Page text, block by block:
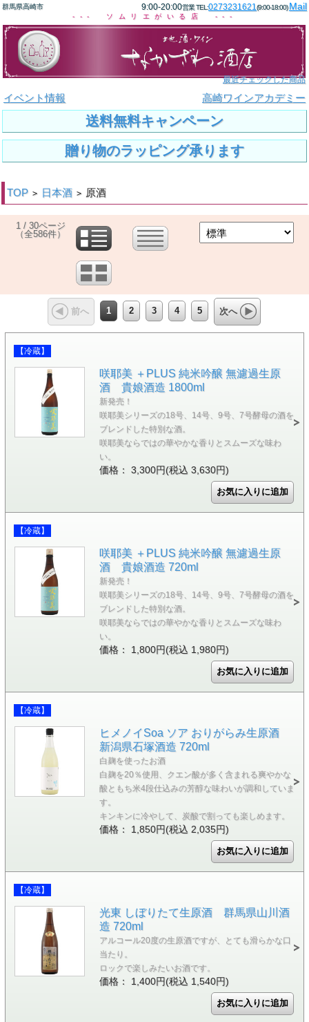
群馬県高崎市 9:00-20:00営業 TEL:0273231621(9:00-18:00)Mail
--- ソムリエがいる店 ---
最近チェックした商品
イベント情報 高崎ワインアカデミー
送料無料キャンペーン
贈り物のラッピング承ります
TOP > 日本酒 > 原酒
1 / 30ページ
（全586件）
前へ 1 2 3 4 5 次へ
【冷蔵】
咲耶美 ＋PLUS 純米吟醸 無濾過生原
酒 貴娘酒造 1800ml
新発売！
咲耶美シリーズの18号、14号、9号、7号酵母の酒を
ブレンドした特別な酒。
咲耶美ならではの華やかな香りとスムーズな味わ
い。
価格： 3,300円(税込 3,630円)
【冷蔵】
咲耶美 ＋PLUS 純米吟醸 無濾過生原
酒 貴娘酒造 720ml
新発売！
咲耶美シリーズの18号、14号、9号、7号酵母の酒を
ブレンドした特別な酒。
咲耶美ならではの華やかな香りとスムーズな味わ
い。
価格： 1,800円(税込 1,980円)
【冷蔵】
ヒメノイSoa ソア おりがらみ生原酒
新潟県石塚酒造 720ml
白麹を使ったお酒
白麹を20％使用、クエン酸が多く含まれる爽やかな
酸ともち米4段仕込みの芳醇な味わいが調和していま
す。
キンキンに冷やして、炭酸で割っても楽しめます。
価格： 1,850円(税込 2,035円)
【冷蔵】
光東 しぼりたて生原酒 群馬県山川酒
造 720ml
アルコール20度の生原酒ですが、とても滑らかな口
当たり。
ロックで楽しみたいお酒です。
価格： 1,400円(税込 1,540円)